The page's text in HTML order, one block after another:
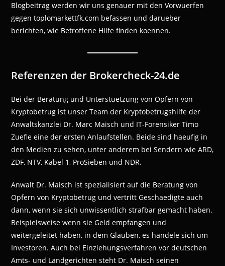
Blogbeitrag werden wir uns genauer mit den Vorwuerfen
gegen toplomarkettfk.com befassen und darueber
berichten, wie Betroffene Hilfe finden koennen.
Referenzen der Brokercheck-24.de
Bei der Beratung und Unterstuetzung von Opfern von
Kryptobetrug ist unser Team der Kryptobetrugshilfe der
Anwaltskanzlei Dr. Marc Maisch und IT-Forensiker Timo
Zuefle eine der ersten Anlaufstellen. Beide sind haeufig in
den Medien zu sehen, unter anderem bei Sendern wie ARD,
ZDF, NTV, Kabel 1, ProSieben und NDR.
Anwalt Dr. Maisch ist spezialisiert auf die Beratung von
Opfern von Kryptobetrug und vertritt Geschaedigte auch
dann, wenn sie sich unwissentlich strafbar gemacht haben.
Beispielsweise wenn sie Geld empfangen und
weitergeleitet haben, in dem Glauben, es handele sich um
Investoren. Auch bei Einziehungsverfahren vor deutschen
Amts- und Landgerichten steht Dr. Maisch seinen